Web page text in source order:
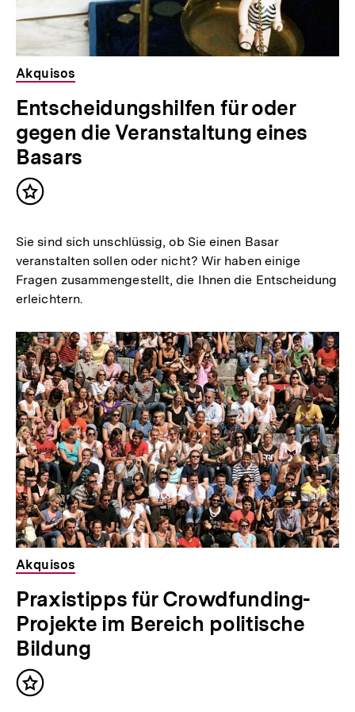
Akquisos
Entscheidungshilfen für oder
gegen die Veranstaltung eines
Basars
Inhalt
Sie sind sich unschlüssig, ob Sie einen Basar
veranstalten sollen oder nicht? Wir haben einige
Fragen zusammengestellt, die Ihnen die Entscheidung
erleichtern.
Akquisos
Praxistipps für Crowdfunding-
Projekte im Bereich politische
Bildung
Inhalt